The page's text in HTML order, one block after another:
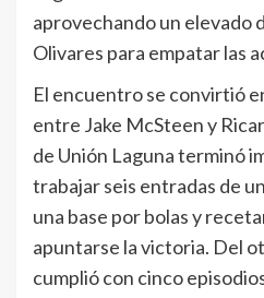
aprovechando un elevado
Olivares para empatar las
El encuentro se convirtió
entre Jake McSteen y
de Unión Laguna terminó
trabajar seis entradas de
una base por bolas y
apuntarse la victoria. Del
cumplió con cinco